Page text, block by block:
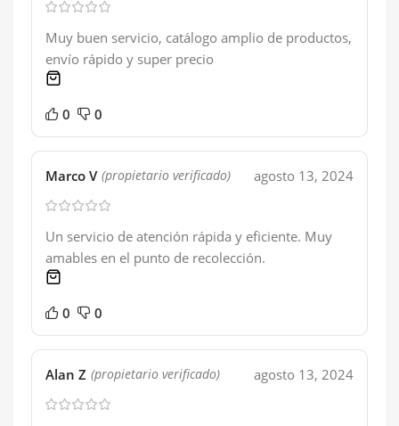
Muy buen servicio, catálogo amplio de productos,
envío rápido y super precio
0 0
Marco V (propietario verificado) agosto 13, 2024
Un servicio de atención rápida y eficiente. Muy
amables en el punto de recolección.
0 0
Alan Z (propietario verificado) agosto 13, 2024